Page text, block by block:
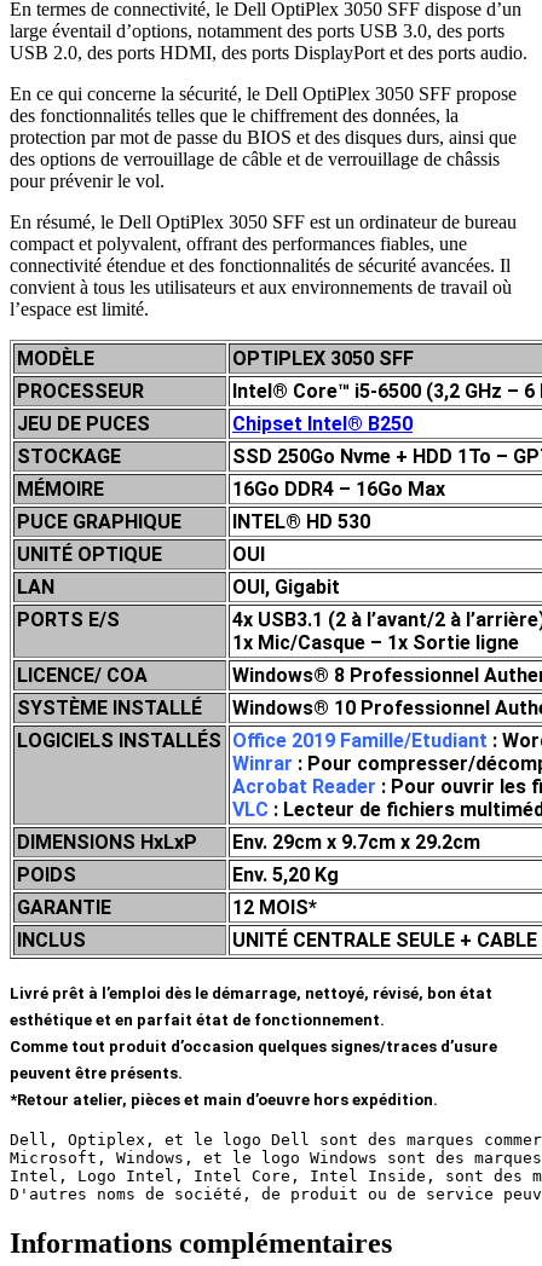
En termes de connectivité, le Dell OptiPlex 3050 SFF dispose d’un
large éventail d’options, notamment des ports USB 3.0, des ports
USB 2.0, des ports HDMI, des ports DisplayPort et des ports audio.
En ce qui concerne la sécurité, le Dell OptiPlex 3050 SFF propose
des fonctionnalités telles que le chiffrement des données, la
protection par mot de passe du BIOS et des disques durs, ainsi que
des options de verrouillage de câble et de verrouillage de châssis
pour prévenir le vol.
En résumé, le Dell OptiPlex 3050 SFF est un ordinateur de bureau
compact et polyvalent, offrant des performances fiables, une
connectivité étendue et des fonctionnalités de sécurité avancées. Il
convient à tous les utilisateurs et aux environnements de travail où
l’espace est limité.
MODÈLE
OPTIPLEX 3050 SFF
PROCESSEUR
Intel® Core™ i5-6500 (3,2 GHz –
JEU DE PUCES
Chipset Intel® B250
STOCKAGE
SSD 250Go Nvme + HDD 1To –
MÉMOIRE
16Go DDR4 – 16Go Max
PUCE GRAPHIQUE
INTEL® HD 530
UNITÉ OPTIQUE
OUI
LAN
OUI, Gigabit
PORTS E/S
4x USB3.1 (2 à l’avant/2 à
1x Mic/Casque – 1x Sortie ligne
LICENCE/ COA
Windows® 8 Professionnel
SYSTÈME INSTALLÉ
Windows® 10 Professionnel
LOGICIELS INSTALLÉS Office 2019 Famille/Etudiant :
Winrar : Pour compresser/
Acrobat Reader : Pour ouvrir les
VLC : Lecteur de fichiers
DIMENSIONS HxLxP
Env. 29cm x 9.7cm x 29.2cm
POIDS
Env. 5,20 Kg
GARANTIE
12 MOIS*
INCLUS
UNITÉ CENTRALE SEULE + CABLE
Livré prêt à l’emploi dès le démarrage, nettoyé, révisé, bon état
esthétique et en parfait état de fonctionnement.
Comme tout produit d’occasion quelques signes/traces d’usure
peuvent être présents.
*Retour atelier, pièces et main d’oeuvre hors expédition.
Dell, Optiplex, et le logo Dell sont des marques
Microsoft, Windows, et le logo Windows sont des
Intel, Logo Intel, Intel Core, Intel Inside, sont des
D'autres noms de société, de produit ou de service
Informations complémentaires